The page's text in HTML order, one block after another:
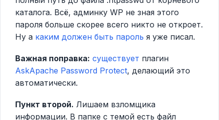
каталога. Всё, админку WP не зная этого
пароля больше скорее всего никто не откроет.
Ну а каким должен быть пароль я уже писал.
Важная поправка: существует плагин
AskApache Password Protect, делающий это
автоматически.
Пункт второй. Лишаем взломщика
информации. В папке с темой есть файл